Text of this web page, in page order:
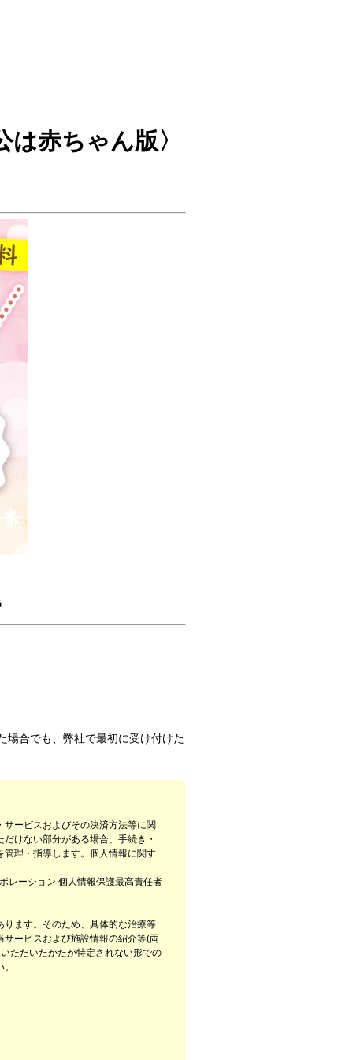
赤ちゃん版〉
場合でも、弊社で最初に受け付けた
ービスおよびその決済方法等に関
けない部分がある場合、手続き・
理・指導します。個人情報に関す
レーション 個人情報保護最高責任者
ます。そのため、具体的な治療等
ービスおよび施設情報の紹介等(両
ただいたかたが特定されない形での